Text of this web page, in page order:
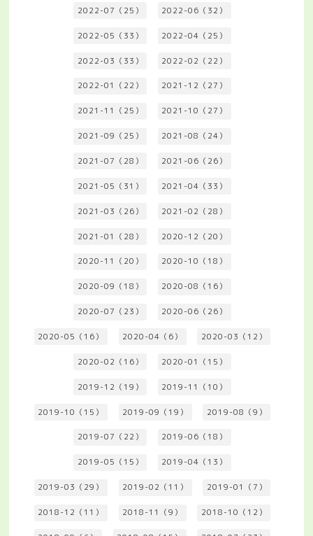
2022-07（25） 2022-06（32）
2022-05（33） 2022-04（25）
2022-03（33） 2022-02（22）
2022-01（22） 2021-12（27）
2021-11（25） 2021-10（27）
2021-09（25） 2021-08（24）
2021-07（28） 2021-06（26）
2021-05（31） 2021-04（33）
2021-03（26） 2021-02（28）
2021-01（28） 2020-12（20）
2020-11（20） 2020-10（18）
2020-09（18） 2020-08（16）
2020-07（23） 2020-06（26）
2020-05（16） 2020-04（6） 2020-03（12）
2020-02（16） 2020-01（15）
2019-12（19） 2019-11（10）
2019-10（15） 2019-09（19） 2019-08（9）
2019-07（22） 2019-06（18）
2019-05（15） 2019-04（13）
2019-03（29） 2019-02（11） 2019-01（7）
2018-12（11） 2018-11（9） 2018-10（12）